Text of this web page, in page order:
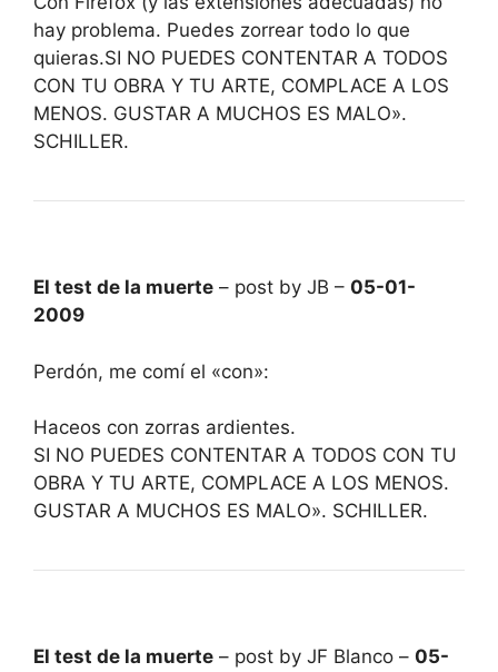
hay problema. Puedes zorrear todo lo que
quieras.SI NO PUEDES CONTENTAR A TODOS
CON TU OBRA Y TU ARTE, COMPLACE A LOS
MENOS. GUSTAR A MUCHOS ES MALO».
SCHILLER.
El test de la muerte – post by JB – 05-01-
2009
Perdón, me comí el «con»:
Haceos con zorras ardientes.
SI NO PUEDES CONTENTAR A TODOS CON TU
OBRA Y TU ARTE, COMPLACE A LOS MENOS.
GUSTAR A MUCHOS ES MALO». SCHILLER.
El test de la muerte – post by JF Blanco – 05-